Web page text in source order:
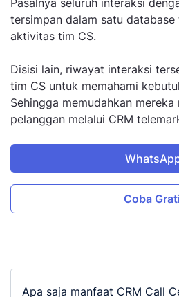
Pasalnya seluruh interaksi
tersimpan dalam satu
aktivitas tim CS.
Disisi lain, riwayat interaksi
tim CS untuk memahami
Sehingga memudahkan
pelanggan melalui CRM
Coba
Apa saja manfaat CRM Call